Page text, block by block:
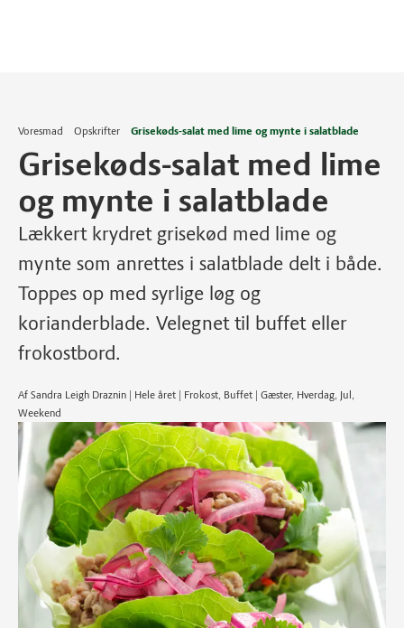
Voresmad Opskrifter Grisekøds-salat med lime og mynte i salatblade
Grisekøds-salat med lime
og mynte i salatblade
Lækkert krydret grisekød med lime og
mynte som anrettes i salatblade delt i både.
Toppes op med syrlige løg og
korianderblade. Velegnet til buffet eller
frokostbord.
Af Sandra Leigh Draznin | Hele året | Frokost, Buffet | Gæster, Hverdag, Jul,
Weekend